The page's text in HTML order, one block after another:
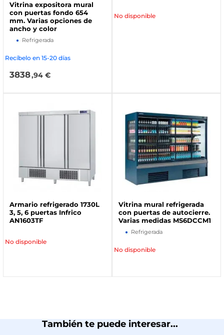
Vitrina expositora mural
con puertas fondo 654
mm. Varias opciones de
ancho y color
Refrigerada
Recíbelo en 15-20 días
3838,94 €
No disponible
Armario refrigerado 1730L
3, 5, 6 puertas Infrico
AN1603TF
No disponible
Vitrina mural refrigerada
con puertas de autocierre.
Varias medidas MS6DCCM1
Refrigerada
No disponible
También te puede interesar...